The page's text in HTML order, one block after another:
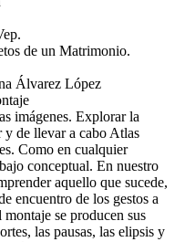
de un Matrimonio.
Álvarez López
imágenes. Explorar la
y de llevar a cabo Atlas
Como en cualquier
conceptual. En nuestro
aquello que sucede,
encuentro de los gestos a
se producen sus
las pausas, las elipsis y